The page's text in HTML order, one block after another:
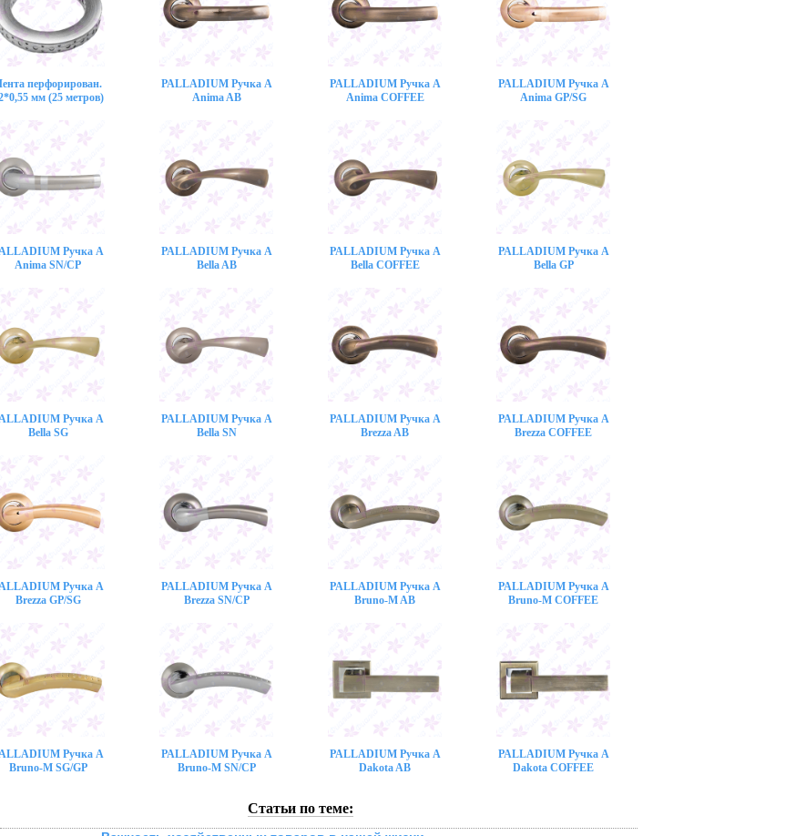
перфорирован.
мм (25 метров)
PALLADIUM Ручка A
Anima AB
PALLADIUM Ручка A
Anima COFFEE
PALLADIUM Ручка A
Anima GP/SG
Ручка A
Anima SN/CP
PALLADIUM Ручка A
Bella AB
PALLADIUM Ручка A
Bella COFFEE
PALLADIUM Ручка A
Bella GP
Ручка A
Bella SG
PALLADIUM Ручка A
Bella SN
PALLADIUM Ручка A
Brezza AB
PALLADIUM Ручка A
Brezza COFFEE
Ручка A
Brezza GP/SG
PALLADIUM Ручка A
Brezza SN/CP
PALLADIUM Ручка A
Bruno-M AB
PALLADIUM Ручка A
Bruno-M COFFEE
Ручка A
Bruno-M SG/GP
PALLADIUM Ручка A
Bruno-M SN/CP
PALLADIUM Ручка A
Dakota AB
PALLADIUM Ручка A
Dakota COFFEE
Статьи по теме: